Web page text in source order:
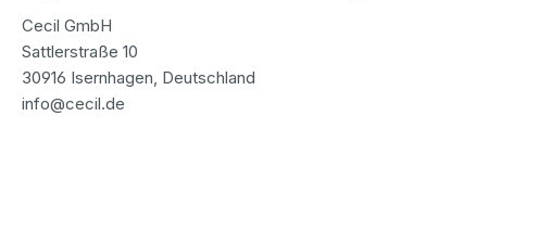
Cecil GmbH
Sattlerstraße 10
30916 Isernhagen, Deutschland
info@cecil.de